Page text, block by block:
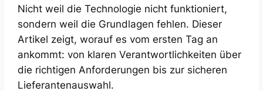
Nicht weil die Technologie nicht funktioniert,
sondern weil die Grundlagen fehlen. Dieser
Artikel zeigt, worauf es vom ersten Tag an
ankommt: von klaren Verantwortlichkeiten über
die richtigen Anforderungen bis zur sicheren
Lieferantenauswahl.